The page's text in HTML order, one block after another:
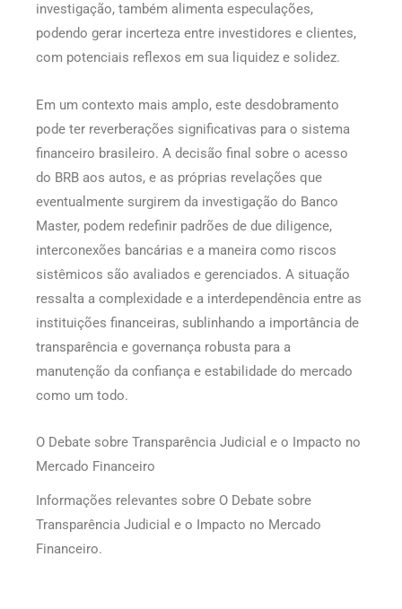
investigação, também alimenta especulações,
podendo gerar incerteza entre investidores e clientes,
com potenciais reflexos em sua liquidez e solidez.
Em um contexto mais amplo, este desdobramento
pode ter reverberações significativas para o sistema
financeiro brasileiro. A decisão final sobre o acesso
do BRB aos autos, e as próprias revelações que
eventualmente surgirem da investigação do Banco
Master, podem redefinir padrões de due diligence,
interconexões bancárias e a maneira como riscos
sistêmicos são avaliados e gerenciados. A situação
ressalta a complexidade e a interdependência entre as
instituições financeiras, sublinhando a importância de
transparência e governança robusta para a
manutenção da confiança e estabilidade do mercado
como um todo.
O Debate sobre Transparência Judicial e o Impacto no
Mercado Financeiro
Informações relevantes sobre O Debate sobre
Transparência Judicial e o Impacto no Mercado
Financeiro.